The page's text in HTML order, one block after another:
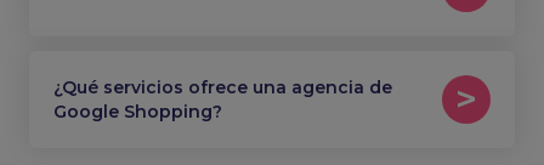
¿Qué servicios ofrece una agencia de
Google Shopping?